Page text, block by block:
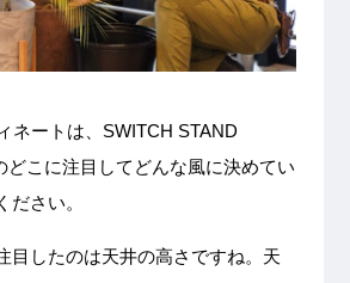
ネートは、SWITCH STAND
どこに注目してどんな風に決めてい
ださい。
目したのは天井の高さですね。天